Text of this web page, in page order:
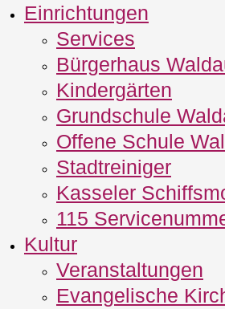
Einrichtungen
Services
Bürgerhaus
Kindergärten
Grundschule
Offene Schule
Stadtreiniger
Kasseler
115
Kultur
Veranstaltungen
Evangelische